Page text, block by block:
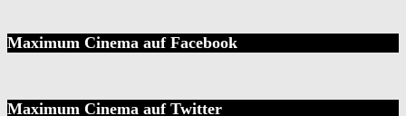
Maximum Cinema auf Facebook
Maximum Cinema auf Twitter